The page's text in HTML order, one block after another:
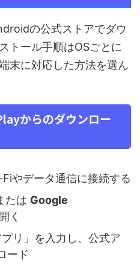
の公式ストアでダウ
トール手順はOSごとに
末に対応した方法を選ん
からのダウンロー
やデータ通信に接続する
たは Google
く
リ」を入力し、公式ア
ード